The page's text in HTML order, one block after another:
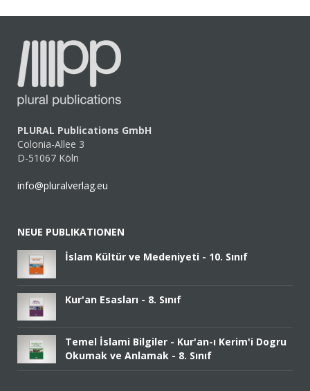
PLURAL Publications GmbH
Colonia-Allee 3
D-51067 Köln
info@pluralverlag.eu
NEUE PUBLIKATIONEN
İslam Kültür ve Medeniyeti - 10. Sınıf
Kur'an Esasları - 8. Sınıf
Temel İslami Bilgiler - Kur'an-ı Kerim'i Dogru
Okumak ve Anlamak - 8. Sınıf